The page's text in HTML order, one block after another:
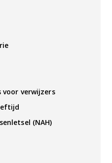
voor verwijzers
(NAH)